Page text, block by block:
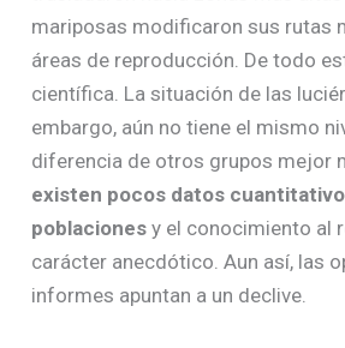
mariposas modificaron sus rutas
áreas de reproducción. De todo
científica. La situación de las
embargo, aún no tiene el mismo
diferencia de otros grupos mejor
existen pocos datos
poblaciones y el conocimiento al
carácter anecdótico. Aun así, las
informes apuntan a un declive.